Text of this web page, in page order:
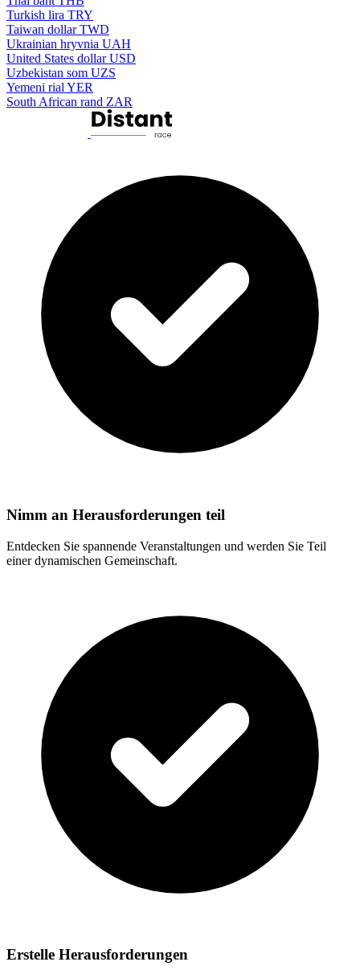
Turkish lira TRY
Taiwan dollar TWD
Ukrainian hryvnia UAH
United States dollar USD
Uzbekistan som UZS
Yemeni rial YER
South African rand ZAR
Nimm an Herausforderungen teil
Entdecken Sie spannende Veranstaltungen und werden Sie Teil
einer dynamischen Gemeinschaft.
Erstelle Herausforderungen